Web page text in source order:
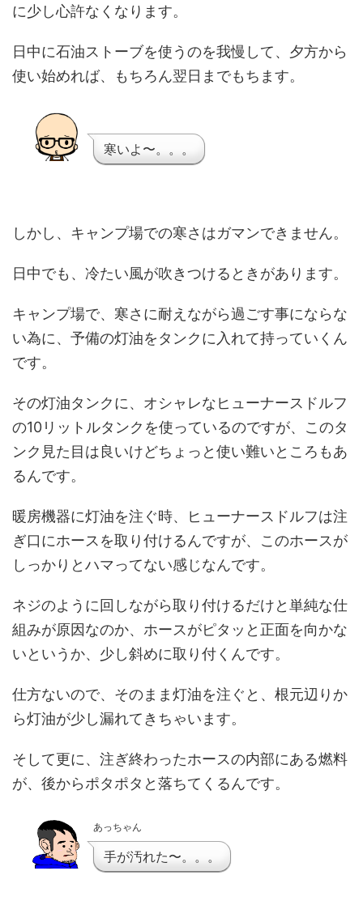
に少し心許なくなります。
日中に石油ストーブを使うのを我慢して、夕方から
使い始めれば、もちろん翌日までもちます。
寒いよ〜。。。
しかし、キャンプ場での寒さはガマンできません。
日中でも、冷たい風が吹きつけるときがあります。
キャンプ場で、寒さに耐えながら過ごす事にならな
い為に、予備の灯油をタンクに入れて持っていくん
です。
その灯油タンクに、オシャレなヒューナースドルフ
の10リットルタンクを使っているのですが、このタ
ンク見た目は良いけどちょっと使い難いところもあ
るんです。
暖房機器に灯油を注ぐ時、ヒューナースドルフは注
ぎ口にホースを取り付けるんですが、このホースが
しっかりとハマってない感じなんです。
ネジのように回しながら取り付けるだけと単純な仕
組みが原因なのか、ホースがピタッと正面を向かな
いというか、少し斜めに取り付くんです。
仕方ないので、そのまま灯油を注ぐと、根元辺りか
ら灯油が少し漏れてきちゃいます。
そして更に、注ぎ終わったホースの内部にある燃料
が、後からポタポタと落ちてくるんです。
あっちゃん
手が汚れた〜。。。